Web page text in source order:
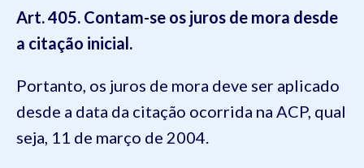
Art. 405. Contam-se os juros de mora desde
a citação inicial.
Portanto, os juros de mora deve ser aplicado
desde a data da citação ocorrida na ACP, qual
seja, 11 de março de 2004.